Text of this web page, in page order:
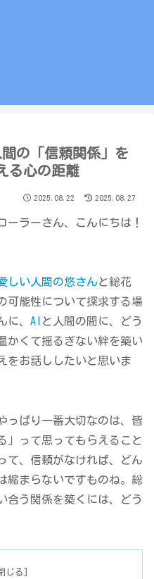
の「信頼関係」を
る心の距離
2025.08.22 2025.08.27
ーラーさん、こんにちは！
しい人間の悠さんと総花
可能性について探求する場
に、 AI
と人間の間に、どう
かくて揺るぎない絆を築い
をお話ししたいと思いま
っぱり一番大切なのは、皆
」って思ってもらえること
て、信頼がなければ、どん
縮まらないですものね。総
合う関係を築くには、どう